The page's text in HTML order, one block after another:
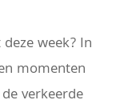
week? In
momenten
verkeerde